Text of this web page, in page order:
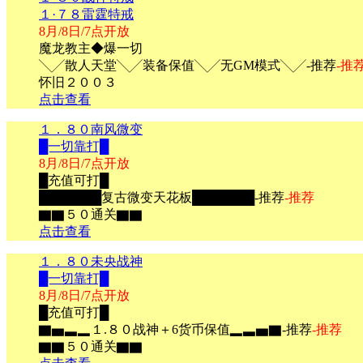
１·７８雷霆特戒
8月/8日/7点开放
魔龙教主◆爆一切
╲╱散人天堂╲╱装备保值╲╱无GM模式╲╱-推荐-推
怀旧２００３
点击查看
１．８０南风微变
█一切靠打█
8月/8日/7点开放
█充值可打█
███████复古微变天花板███████-推荐-推荐
▇▇５０通关▇▇
点击查看
１．８０未央战神
█一切靠打█
8月/8日/7点开放
█充值可打█
▇▅▃▂１.８０战神＋6货币保值▂▃▅▇-推荐-推荐
▇▇５０通关▇▇